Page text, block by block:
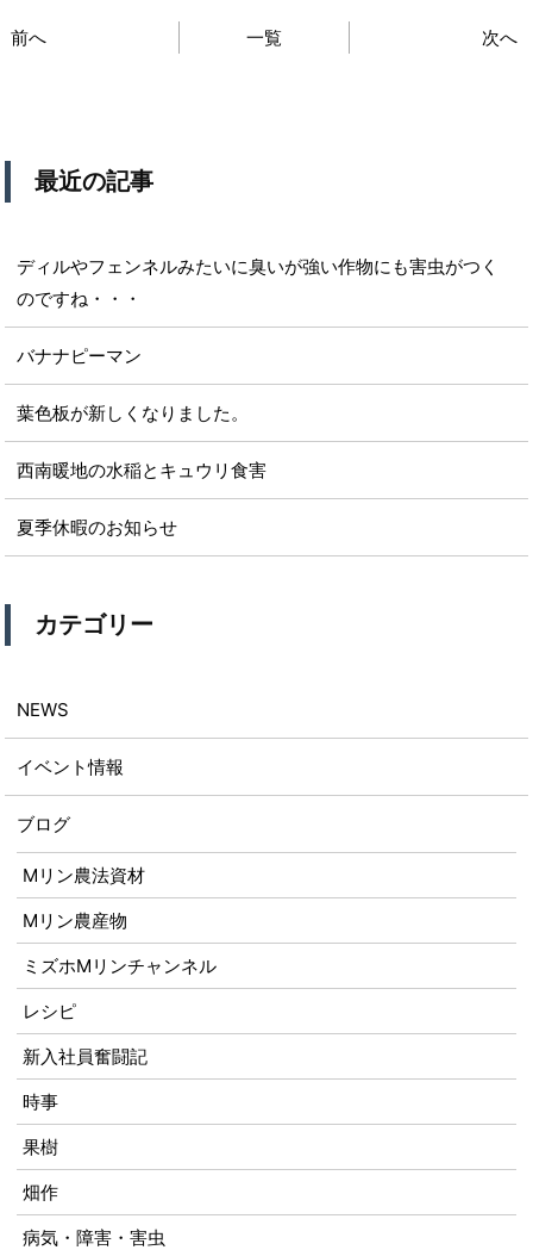
前へ 一覧 次へ
最近の記事
ディルやフェンネルみたいに臭いが強い作物にも害虫がつく
のですね・・・
バナナピーマン
葉色板が新しくなりました。
西南暖地の水稲とキュウリ食害
夏季休暇のお知らせ
カテゴリー
NEWS
イベント情報
ブログ
Mリン農法資材
Mリン農産物
ミズホMリンチャンネル
レシピ
新入社員奮闘記
時事
果樹
畑作
病気・障害・害虫